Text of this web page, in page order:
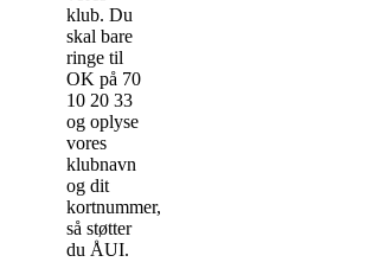
klub. Du
skal bare
ringe til
OK på 70
10 20 33
og oplyse
vores
klubnavn
og dit
kortnummer,
så støtter
du ÅUI.